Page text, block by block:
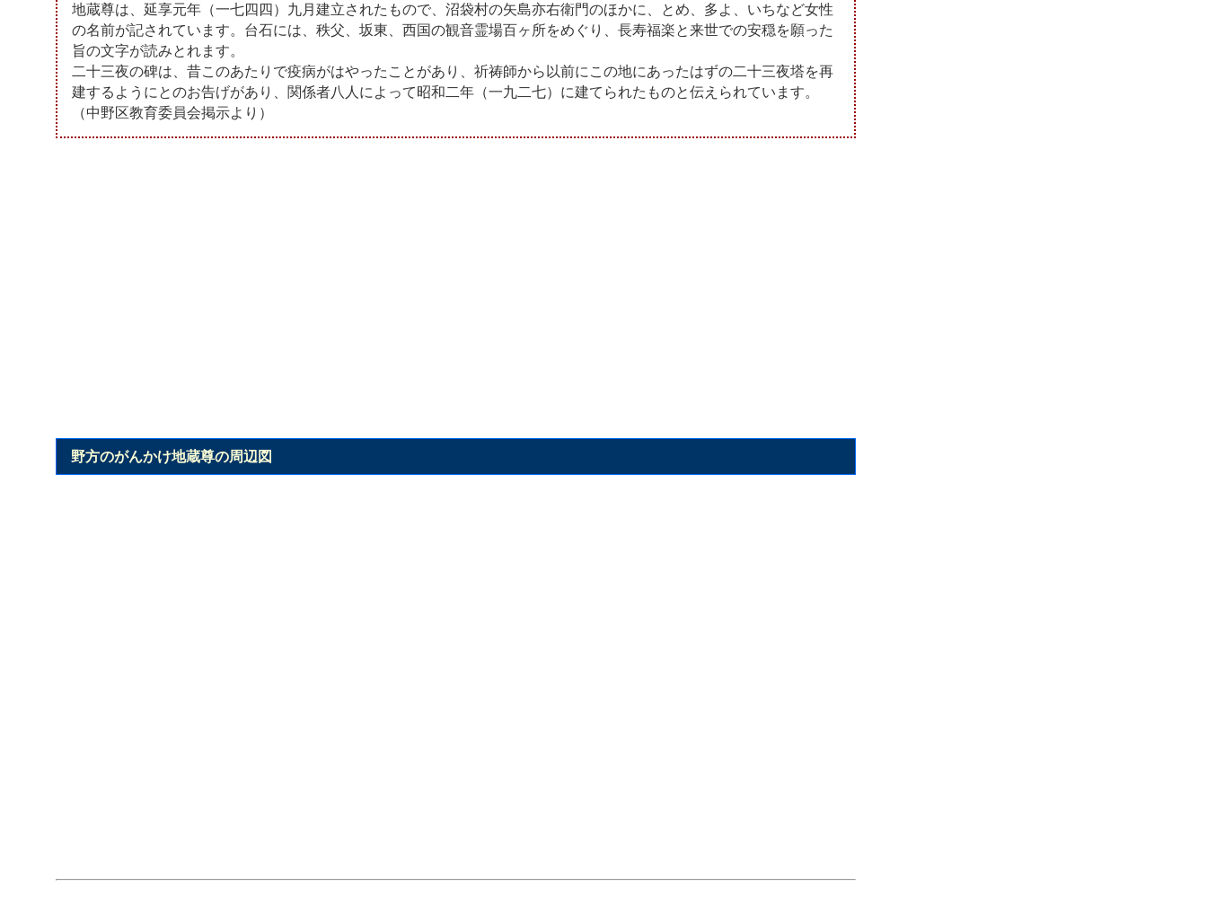
地蔵尊は、延享元年（一七四四）九月建立されたもので、沼袋村の矢島亦右衛門のほかに、とめ、多よ、いちなど女性
の名前が記されています。台石には、秩父、坂東、西国の観音霊場百ヶ所をめぐり、長寿福楽と来世での安穏を願った
旨の文字が読みとれます。
二十三夜の碑は、昔このあたりで疫病がはやったことがあり、祈祷師から以前にこの地にあったはずの二十三夜塔を再
建するようにとのお告げがあり、関係者八人によって昭和二年（一九二七）に建てられたものと伝えられています。
（中野区教育委員会掲示より）
野方のがんかけ地蔵尊の周辺図